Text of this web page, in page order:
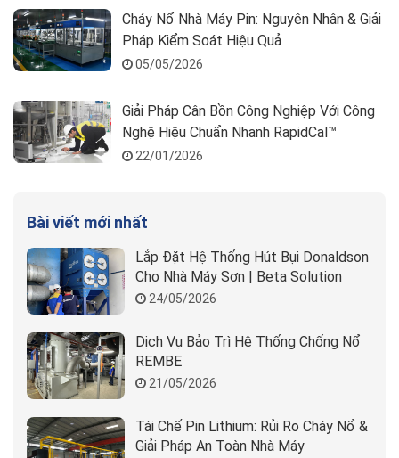
Cháy Nổ Nhà Máy Pin: Nguyên Nhân & Giải
Pháp Kiểm Soát Hiệu Quả
05/05/2026
Giải Pháp Cân Bồn Công Nghiệp Với Công
Nghệ Hiệu Chuẩn Nhanh RapidCal™
22/01/2026
Bài viết mới nhất
Lắp Đặt Hệ Thống Hút Bụi Donaldson
Cho Nhà Máy Sơn | Beta Solution
24/05/2026
Dịch Vụ Bảo Trì Hệ Thống Chống Nổ
REMBE
21/05/2026
Tái Chế Pin Lithium: Rủi Ro Cháy Nổ &
Giải Pháp An Toàn Nhà Máy